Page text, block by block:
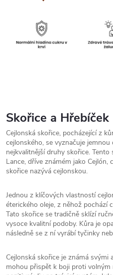
Skořice a Hřebíček
Cejlonská skořice, pocházející z
cejlonského, se vyznačuje
nejkvalitnější druhy skořice.
Lance, dříve známém jako
skořice nazývá cejlonskou.
Jednou z klíčových vlastností
éterického oleje, z něhož pochází
Tato skořice se tradičně sklízí
vysoce kvalitní podoby. Kůra je
následně se z ní vyrábí tyčinky
Cejlonská skořice je známá
mohou přispět k boji proti volným